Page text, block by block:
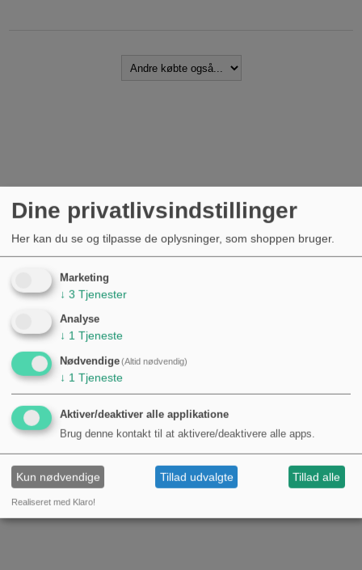
Dine privatlivsindstillinger
Her kan du se og tilpasse de oplysninger, som shoppen bruger.
Marketing
↓ 3 Tjenester
Analyse
↓ 1 Tjeneste
Nødvendige(Altid nødvendig)
↓ 1 Tjeneste
Aktiver/deaktiver alle applikatione
Brug denne kontakt til at aktivere/deaktivere alle apps.
Kun nødvendige Tillad udvalgte Tillad alle
Realiseret med Klaro!